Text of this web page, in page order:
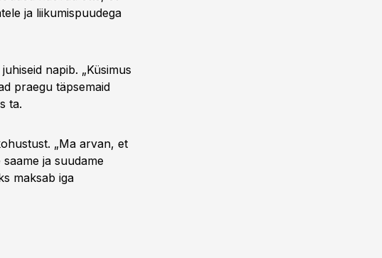
ja liikumispuudega
napib. „Küsimus
praegu täpsemaid
ta.
„Ma arvan, et
ja suudame
maksab iga